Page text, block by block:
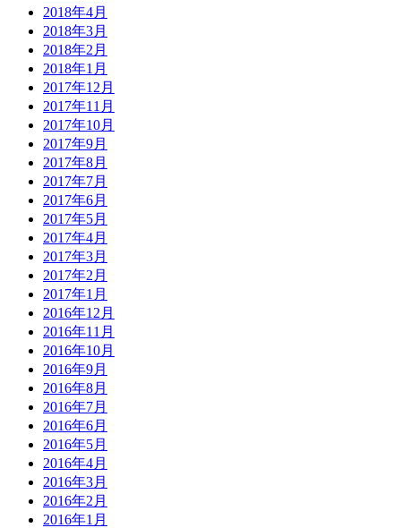
2018年4月
2018年3月
2018年2月
2018年1月
2017年12月
2017年11月
2017年10月
2017年9月
2017年8月
2017年7月
2017年6月
2017年5月
2017年4月
2017年3月
2017年2月
2017年1月
2016年12月
2016年11月
2016年10月
2016年9月
2016年8月
2016年7月
2016年6月
2016年5月
2016年4月
2016年3月
2016年2月
2016年1月